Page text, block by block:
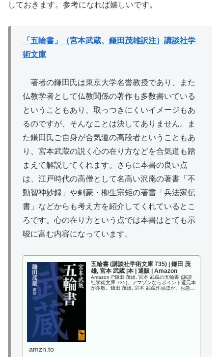
しておきます。参考になれば嬉しいです。
「五輪書」（宮本武蔵、鎌田茂雄訳注）講談社学
術文庫
著者の鎌田氏は東京大学名誉教授であり、また
仏教学者として仏教関係の著作も多数書いている
ということもあり、取っつきにくいイメージもあ
るのですが、そんなことは決してありません。ま
た鎌田氏ご自身が合気道の高段者ということもあ
り、宮本武蔵の説く心の在り方などを合気道も踏
まえて解説してくれます。さらに本書の良い点
は、江戸時代の高僧として名高い沢庵の著書「不
動智神妙録」や剣豪・柳生宗矩の著書「兵法家伝
書」などからも考え方を紹介してくれているとこ
ろです。心の在り方という点では本書はとても示
唆に富む内容になっています。
五輪書 (講談社学術文庫 735) | 鎌田 茂
雄, 宮本 武蔵 |本 | 通販 | Amazon
Amazonで鎌田 茂雄, 宮本 武蔵の五輪書 (講談
社学術文庫 735)。アマゾンならポイント還元本
が多数。鎌田 茂雄, 宮本 武蔵作品ほか、お急ぎ
amzn.to